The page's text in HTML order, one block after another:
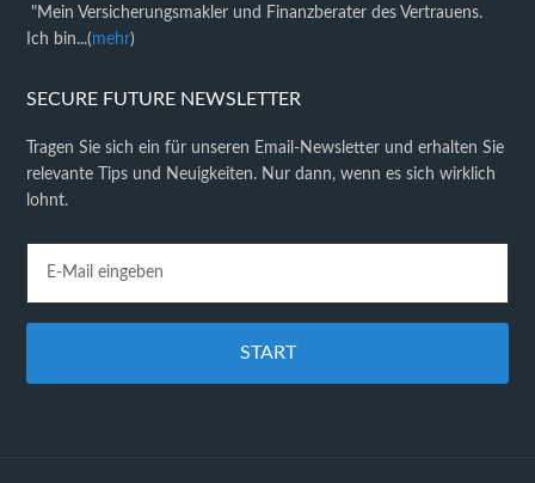
"Mein Versicherungsmakler und Finanzberater des Vertrauens.
Ich bin...(mehr)
SECURE FUTURE NEWSLETTER
Tragen Sie sich ein für unseren Email-Newsletter und erhalten Sie
relevante Tips und Neuigkeiten. Nur dann, wenn es sich wirklich
lohnt.